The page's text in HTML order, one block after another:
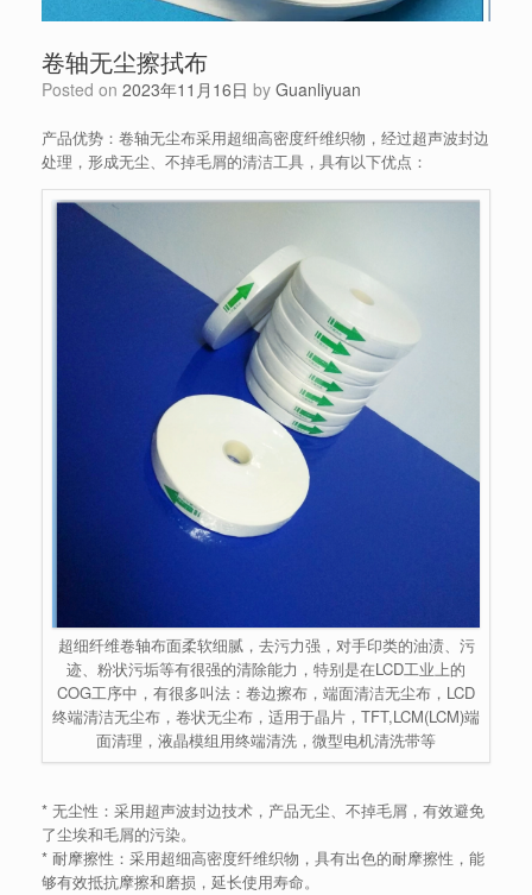
卷轴无尘擦拭布
Posted on 2023年11月16日 by Guanliyuan
产品优势：卷轴无尘布采用超细高密度纤维织物，经过超声波封边
处理，形成无尘、不掉毛屑的清洁工具，具有以下优点：
超细纤维卷轴布面柔软细腻，去污力强，对手印类的油渍、污
迹、粉状污垢等有很强的清除能力，特别是在LCD工业上的
COG工序中，有很多叫法：卷边擦布，端面清洁无尘布，LCD
终端清洁无尘布，卷状无尘布，适用于晶片，TFT,LCM(LCM)端
面清理，液晶模组用终端清洗，微型电机清洗带等
* 无尘性：采用超声波封边技术，产品无尘、不掉毛屑，有效避免
了尘埃和毛屑的污染。
* 耐摩擦性：采用超细高密度纤维织物，具有出色的耐摩擦性，能
够有效抵抗摩擦和磨损，延长使用寿命。